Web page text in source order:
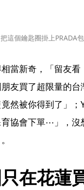
這個鑰匙圈掛上PRADA
當新奇，「留友看
朋友買了超限量的
然被你得到了」
協會下單⋯」，沒
在花蓮